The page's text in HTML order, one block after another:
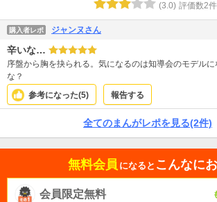
(3.0) 評価数2件
購入者レポ ジャンヌさん
辛いな…
序盤から胸を抉られる。気になるのは知導会のモデル
な？
参考になった(5) 報告する
全てのまんがレポを見る(2件)
無料会員 になると こんなに
会員限定無料